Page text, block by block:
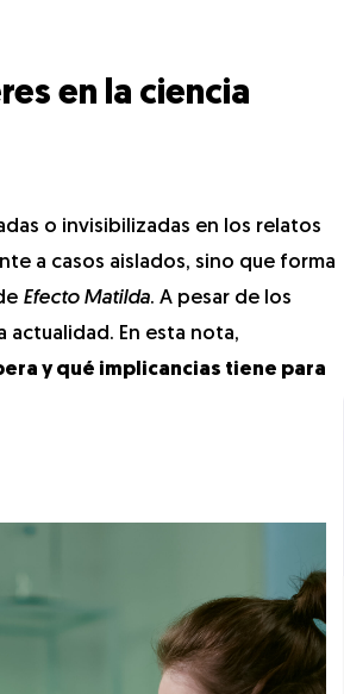
en la ciencia
o invisibilizadas en los relatos
a casos aislados, sino que forma
Efecto Matilda. A pesar de los
actualidad. En esta nota,
y qué implicancias tiene para